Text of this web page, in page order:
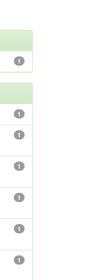
1
1
1
1
1
1
1